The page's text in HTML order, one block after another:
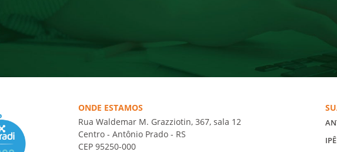
ONDE ESTAMOS
Rua Waldemar M. Grazziotin, 367, sala 12
Centro - Antônio Prado - RS
CEP 95250-000
IPÊ